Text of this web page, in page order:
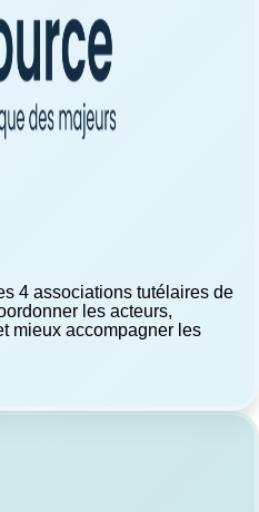
4 associations tutélaires de
les acteurs,
mieux accompagner les